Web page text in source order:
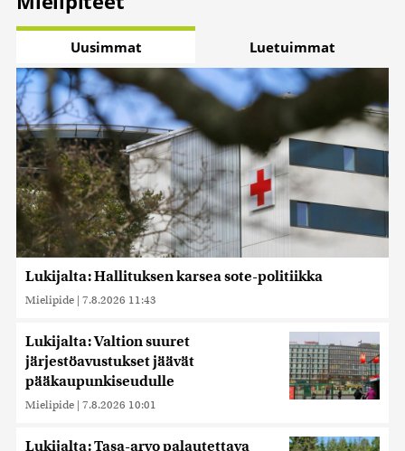
Uusimmat Luetuimmat
Lukijalta: Hallituksen karsea sote-politiikka
Mielipide | 7.8.2026 11:43
Lukijalta: Valtion suuret
järjestöavustukset jäävät
pääkaupunkiseudulle
Mielipide | 7.8.2026 10:01
Lukijalta: Tasa-arvo palautettava